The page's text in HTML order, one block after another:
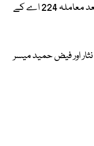
اور آئین کے مطابق آرٹیکل 224 کے بعد معاملہ 224 اے کے
اور فیض حمید میسر